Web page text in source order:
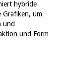
hybride
Grafiken, um
und
und Form